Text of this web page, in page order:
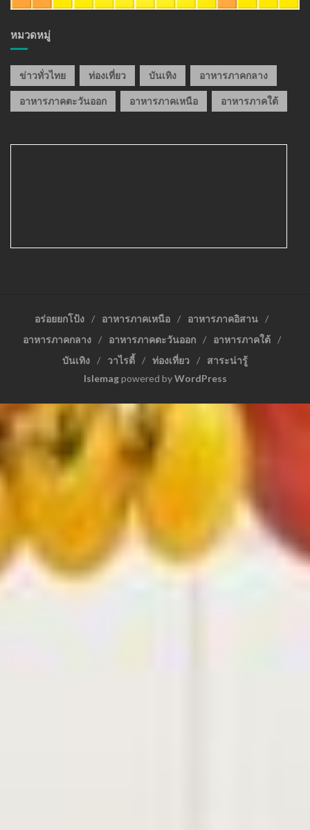
หมวดหมู่
ข่าวทั่วไทย ท่องเที่ยว บันเทิง อาหารภาคกลาง
อาหารภาคตะวันออก อาหารภาคเหนือ อาหารภาคใต้
อร่อยยกโป้ง อาหารภาคเหนือ
อาหารภาคอิสาน
อาหารภาคกลาง
อาหารภาคตะวันออก
อาหารภาคใต้
บันเทิง
วาไรตี้ ท่องเที่ยว
สาระน่ารู้
Islemagpowered byWordPress